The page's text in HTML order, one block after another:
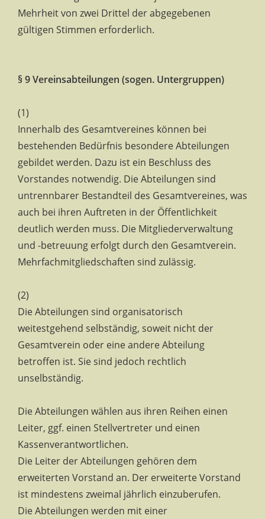
Mehrheit von zwei Drittel der abgegebenen
gültigen Stimmen erforderlich.
§ 9 Vereinsabteilungen (sogen. Untergruppen)
(1)
Innerhalb des Gesamtvereines können bei
bestehenden Bedürfnis besondere Abteilungen
gebildet werden. Dazu ist ein Beschluss des
Vorstandes notwendig. Die Abteilungen sind
untrennbarer Bestandteil des Gesamtvereines, was
auch bei ihren Auftreten in der Öffentlichkeit
deutlich werden muss. Die Mitgliederverwaltung
und -betreuung erfolgt durch den Gesamtverein.
Mehrfachmitgliedschaften sind zulässig.
(2)
Die Abteilungen sind organisatorisch
weitestgehend selbständig, soweit nicht der
Gesamtverein oder eine andere Abteilung
betroffen ist. Sie sind jedoch rechtlich
unselbständig.
Die Abteilungen wählen aus ihren Reihen einen
Leiter, ggf. einen Stellvertreter und einen
Kassenverantwortlichen.
Die Leiter der Abteilungen gehören dem
erweiterten Vorstand an. Der erweiterte Vorstand
ist mindestens zweimal jährlich einzuberufen.
Die Abteilungen werden mit einer